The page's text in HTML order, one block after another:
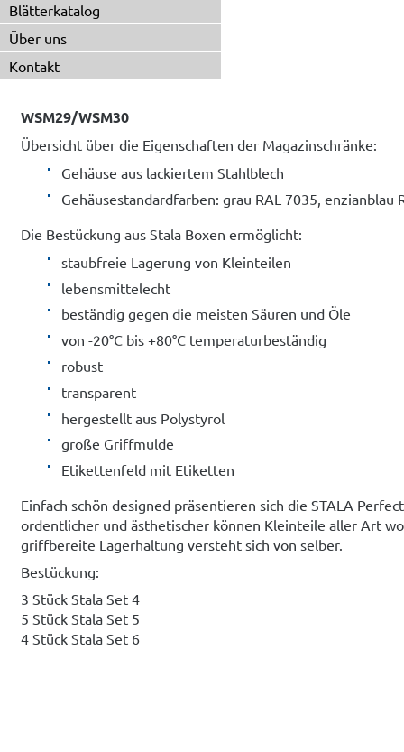
Blätterkatalog
Über uns
Kontakt
WSM29/WSM30
Übersicht über die Eigenschaften der Magazinschränke:
Gehäuse aus lackiertem Stahlblech
Gehäusestandardfarben: grau RAL 7035, enzianblau
Die Bestückung aus Stala Boxen ermöglicht:
staubfreie Lagerung von Kleinteilen
lebensmittelecht
beständig gegen die meisten Säuren und Öle
von -20°C bis +80°C temperaturbeständig
robust
transparent
hergestellt aus Polystyrol
große Griffmulde
Etikettenfeld mit Etiketten
Einfach schön designed präsentieren sich die STALA
ordentlicher und ästhetischer können Kleinteile aller Art
griffbereite Lagerhaltung versteht sich von selber.
Bestückung:
3 Stück Stala Set 4
5 Stück Stala Set 5
4 Stück Stala Set 6